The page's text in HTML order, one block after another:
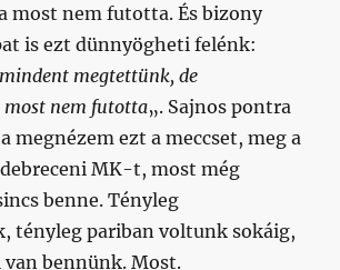
most nem futotta. És bizony
is ezt dünnyögheti felénk:
mindent megtettünk, de
most nem futotta„. Sajnos pontra
megnézem ezt a meccset, meg a
MK-t, most még
benne. Tényleg
tényleg pariban voltunk sokáig,
bennünk. Most.